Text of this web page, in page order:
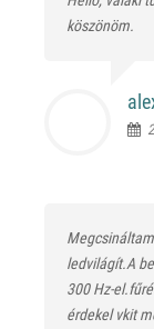
köszönöm.
ledvilágít.A
300 Hz-
érdekel vkit